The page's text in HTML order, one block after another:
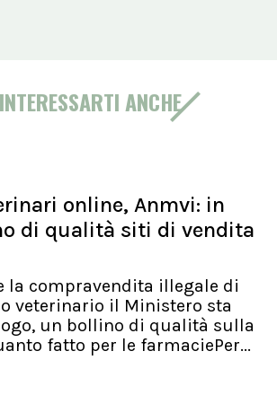
ANCHE
online, Anmvi: in
di qualità siti di vendita
la compravendita illegale di
veterinario il Ministero sta
un bollino di qualità sulla
fatto per le farmaciePer...